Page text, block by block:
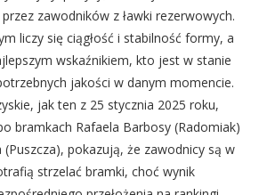
zawodników z ławki rezerwowych.
liczy się ciągłość i stabilność formy, a
wskaźnikiem, kto jest w stanie
jakości w danym momencie.
jak ten z 25 stycznia 2025 roku,
bramkach Rafaela Barbosy (Radomiak)
(Puszcza), pokazują, że zawodnicy są w
strzelać bramki, choć wynik